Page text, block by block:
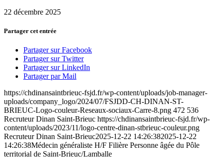
22 décembre 2025
Partager cet entrée
Partager sur Facebook
Partager sur Twitter
Partager sur LinkedIn
Partager par Mail
https://chdinansaintbrieuc-fsjd.fr/wp-content/uploads/job-manager-
uploads/company_logo/2024/07/FSJDD-CH-DINAN-ST-
BRIEUC-Logo-couleur-Reseaux-sociaux-Carre-8.png 472 536
Recruteur Dinan Saint-Brieuc https://chdinansaintbrieuc-fsjd.fr/wp-
content/uploads/2023/11/logo-centre-dinan-stbrieuc-couleur.png
Recruteur Dinan Saint-Brieuc2025-12-22 14:26:382025-12-22
14:26:38Médecin généraliste H/F Filière Personne âgée du Pôle
territorial de Saint-Brieuc/Lamballe